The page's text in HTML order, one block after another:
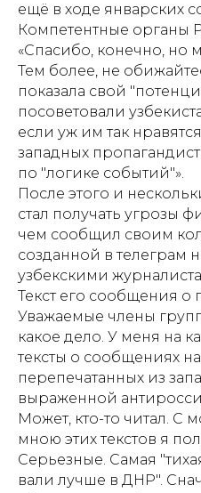
ещё в ходе январских
Компетентные органы
«Спасибо, конечно, но
Тем более, не
показала свой
посоветовали
если уж им так
западных
по "логике событий"».
После этого и
стал получать угрозы
чем сообщил своим
созданной в телеграм
узбекскими
Текст его сообщения о
Уважаемые члены
какое дело. У меня на
тексты о сообщениях
перепечатанных из
выраженной
Может, кто-то читал. С
мною этих текстов я
Серьезные. Самая
вали лучше в ДНР".